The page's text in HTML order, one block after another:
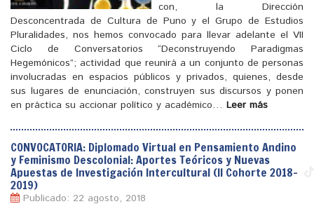
[ ]
con, la Dirección
Desconcentrada de Cultura de Puno y el Grupo de Estudios
Pluralidades, nos hemos convocado para llevar adelante el VII
Ciclo de Conversatorios “Deconstruyendo Paradigmas
Hegemónicos”; actividad que reunirá a un conjunto de personas
involucradas en espacios públicos y privados, quienes, desde
sus lugares de enunciación, construyen sus discursos y ponen
en práctica su accionar político y académico… Leer más
CONVOCATORIA: Diplomado Virtual en Pensamiento Andino
y Feminismo Descolonial: Aportes Teóricos y Nuevas
Apuestas de Investigación Intercultural (II Cohorte 2018-
2019)
Publicado: 22 agosto, 2018